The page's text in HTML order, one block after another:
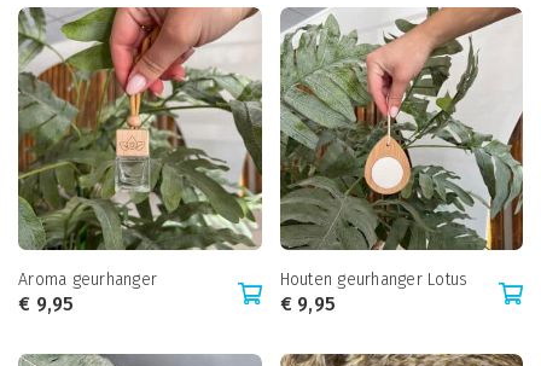
Aroma geurhanger
€ 9,95
Houten geurhanger Lotus
€9,95